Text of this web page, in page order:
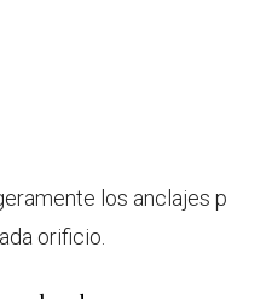
los anclajes p
orificio.